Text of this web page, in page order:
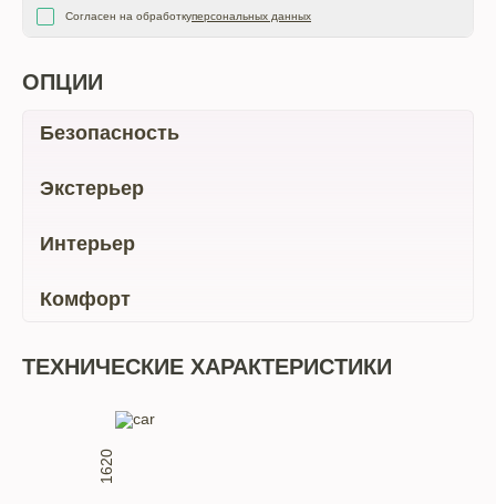
Согласен на обработкуперсональных данных
ОПЦИИ
Безопасность
Экстерьер
Интерьер
Комфорт
ТЕХНИЧЕСКИЕ ХАРАКТЕРИСТИКИ
1620